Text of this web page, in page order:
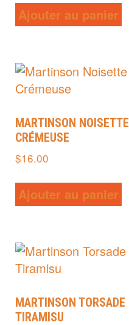
Ajouter au panier
MARTINSON NOISETTE
CRÉMEUSE
$16.00
Ajouter au panier
MARTINSON TORSADE
TIRAMISU